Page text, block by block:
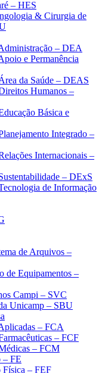
– HES
& Cirurgia de
– DEA
e Permanência
da Saúde – DEAS
Humanos –
Básica e
Integrado –
Internacionais –
– DExS
de Informação
de Arquivos –
de Equipamentos –
Campi – SVC
Unicamp – SBU
– FCA
– FCF
– FCM
– FE
Física – FEF